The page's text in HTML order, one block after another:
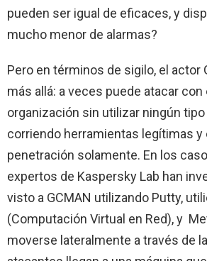
pueden ser igual de eficaces, y
mucho menor de alarmas?
Pero en términos de sigilo, el actor
más allá: a veces puede atacar con
organización sin utilizar ningún
corriendo herramientas legítimas y
penetración solamente. En los
expertos de Kaspersky Lab han
visto a GCMAN utilizando Putty,
(Computación Virtual en Red), y
moverse lateralmente a través de